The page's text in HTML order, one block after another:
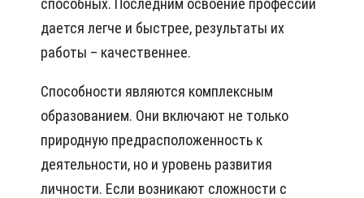
дается легче и быстрее, результаты их
работы – качественнее.
Способности являются комплексным
образованием. Они включают не только
природную предрасположенность к
деятельности, но и уровень развития
личности. Если возникают сложности с